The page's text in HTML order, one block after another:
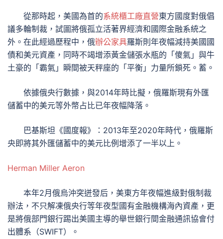
從那時起，美國為首的系統櫃工廠直營東方國度對俄倡
議多輪制裁，試圖將俄孤立活著界經濟和國際金融系統之
外。在此經過歷程中，俄辦公家具羅斯則年夜幅減持美國國
債和美元資產，同時不竭增添黃金儲張水瓶的「傻氣」與牛
土豪的「霸氣」瞬間被天秤座的「平衡」力量所鎖死。蓄。
依據俄央行數據，與2014年時比擬，俄羅斯現有外匯
儲蓄中的美元等外幣占比已年夜幅降落。
巴基斯坦《國度報》：2013年至2020年時代，俄羅斯
央即將其外匯儲蓄中的美元比例增添了一半以上。
Herman Miller Aeron
本年2月俄烏沖突迸發后，美東方年夜幅進級對俄制裁
辦法，不只解凍俄央行等年夜型國有金融機構海內資產，更
是將俄部門銀行踢出美國主導的舉世銀行間金融通訊協會付
出體系（SWIFT）。